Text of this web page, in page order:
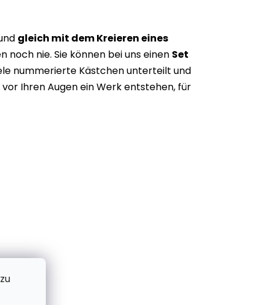
gleich mit dem Kreieren eines
noch nie. Sie können bei uns einen Set
nummerierte Kästchen unterteilt und
Ihren Augen ein Werk entstehen, für